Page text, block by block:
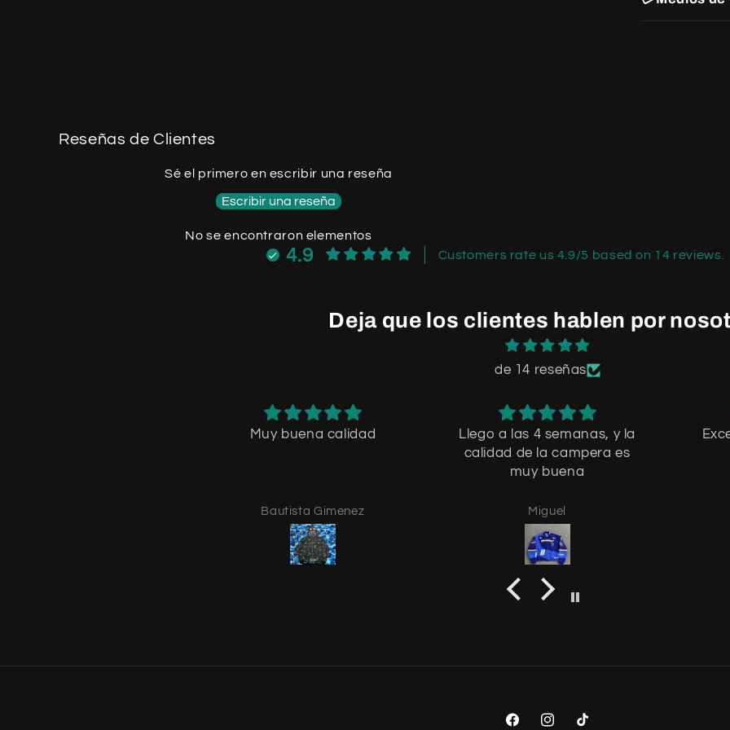
Reseñas de Clientes
Sé el primero en escribir una reseña
Escribir una reseña
No se encontraron elementos
4.9 Customers rate us 4.9/5 based on 14 reviews.
Deja que los clientes hablen por
de 14 reseñas
Muy buena calidad
Bautista Gimenez
Llego a las 4 semanas, y la
calidad de la campera es
muy buena
Miguel